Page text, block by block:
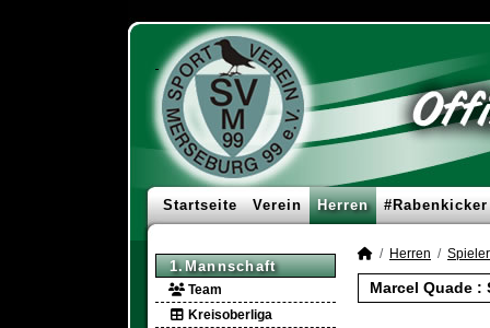
Startseite Verein Herren #Rabenkicker
1.Mannschaft
Team
Kreisoberliga
Herren
Marcel Quade :